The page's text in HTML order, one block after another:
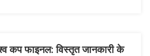
कप फाइनल: विस्तृत जानकारी के